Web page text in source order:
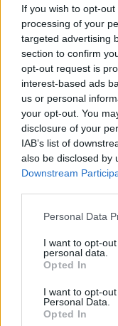
If you wish to opt-
processing of your
targeted advertising
section to confirm
opt-out request is
interest-based ads
us or personal
your opt-out. You
disclosure of your
IAB’s list of
also be disclosed by
Downstream
Please note that
not limited to your
grant or deny
use your data for
consent section.
Personal Data
I want to opt-
personal data.
Opted In
I want to opt-
Personal Data.
Opted In
#allergia#influenza
#pajzsmirigy
Regisztráció
Életmódorvoslás
5
lehet